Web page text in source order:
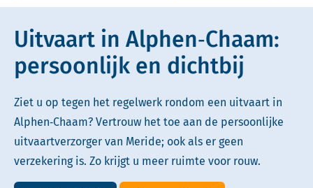
Uitvaart in Alphen‑Chaam:
persoonlijk en dichtbij
Ziet u op tegen het regelwerk rondom een uitvaart in
Alphen‑Chaam? Vertrouw het toe aan de persoonlijke
uitvaartverzorger van Meride; ook als er geen
verzekering is. Zo krijgt u meer ruimte voor rouw.